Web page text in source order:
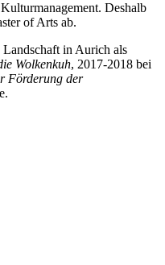
Deshalb
of Arts ab.
in Aurich als
Wolkenkuh, 2017-2018 bei
Förderung der